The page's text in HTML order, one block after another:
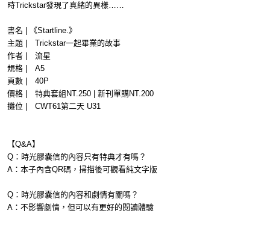
時Trickstar發現了真緒的異樣……
書名 | 《Startline.》
主題 | Trickstar一起畢業的故事
作者 | 流星
規格 | A5
頁數 | 40P
價格 | 特典套組NT.250 | 新刊單購NT.200
攤位 | CWT61第二天 U31
【Q&A】
Q：時光膠囊信的內容只有特典才有嗎？
A：本子內含QR碼，掃描後可觀看純文字版
Q：時光膠囊信的內容和劇情有關嗎？
A：不影響劇情，但可以有更好的閱讀體驗